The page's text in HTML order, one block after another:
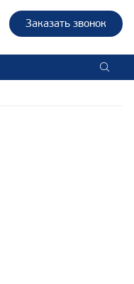
Заказать звонок